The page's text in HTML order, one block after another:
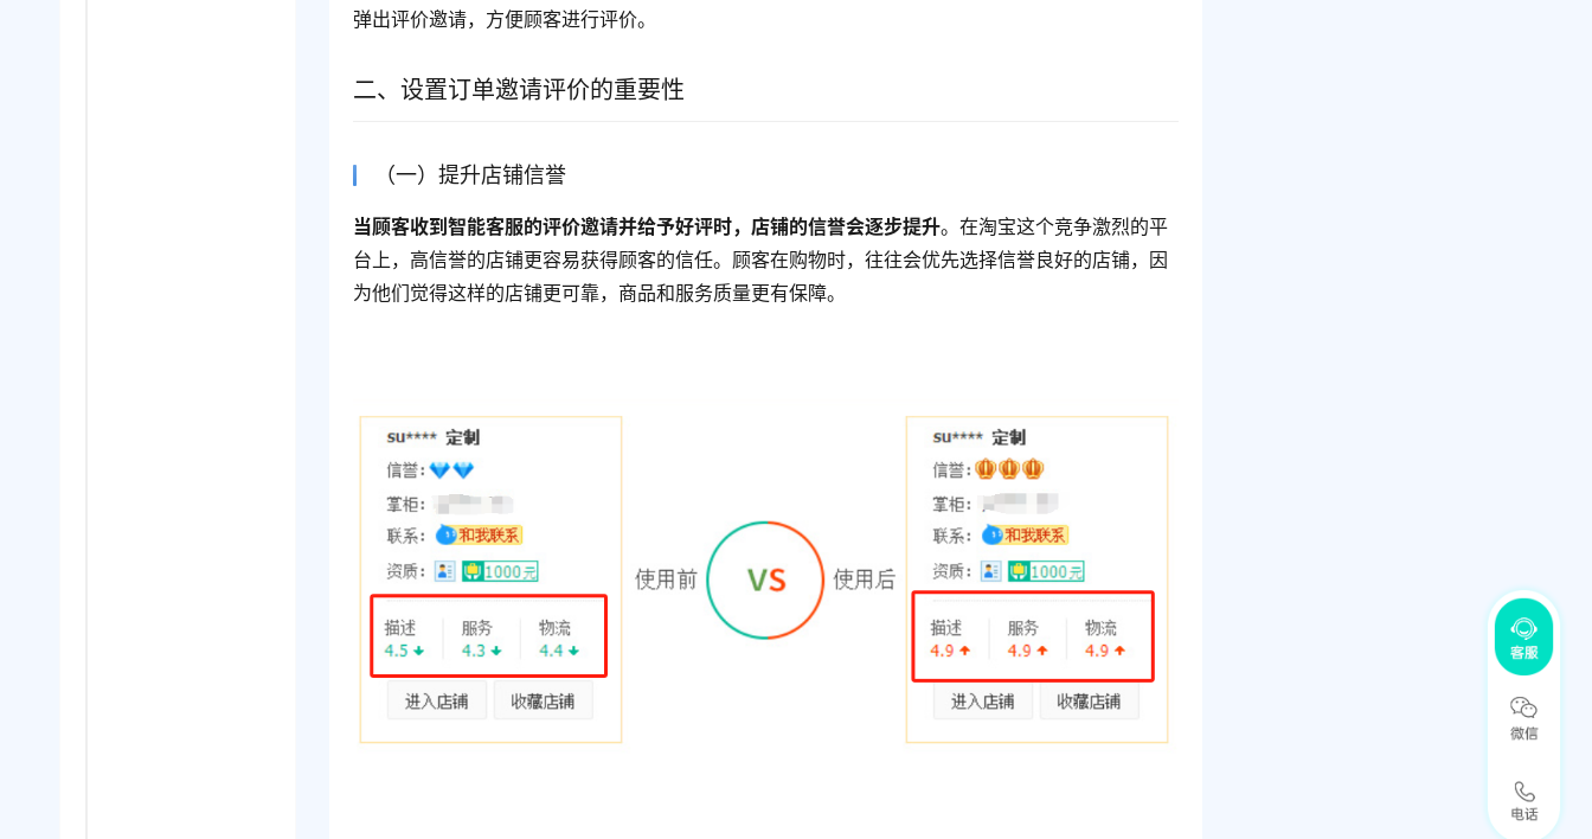
弹出评价邀请，方便顾客进行评价。
二、设置订单邀请评价的重要性
（一）提升店铺信誉
当顾客收到智能客服的评价邀请并给予好评时，店铺的信誉会逐步提升。在淘宝这个竞争激烈的平
台上，高信誉的店铺更容易获得顾客的信任。顾客在购物时，往往会优先选择信誉良好的店铺，因
为他们觉得这样的店铺更可靠，商品和服务质量更有保障。